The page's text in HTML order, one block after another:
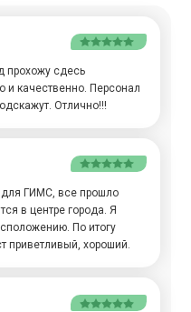
прохожу сдесь
и качественно. Персонал
Отлично!!!
для ГИМС, все прошло
в центре города. Я
По итогу
приветливый, хороший.